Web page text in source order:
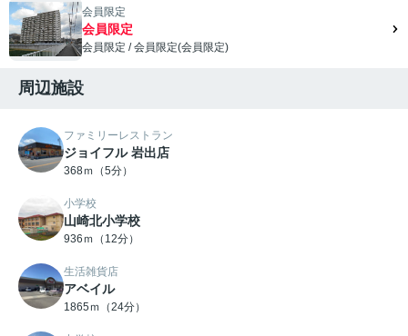
会員限定
会員限定
会員限定 /会員限定(会員限定)
周辺施設
ファミリーレストラン
ジョイフル 岩出店
368ｍ（5分）
小学校
山崎北小学校
936ｍ（12分）
生活雑貨店
アベイル
1865ｍ（24分）